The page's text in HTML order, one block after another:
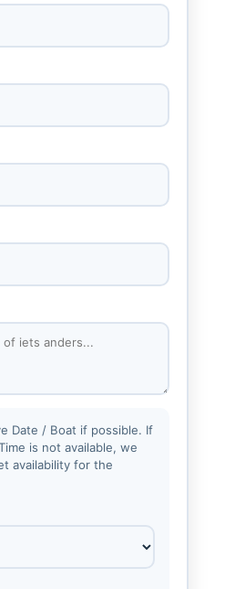
Date / Boat if possible. If
is not available, we
availability for the